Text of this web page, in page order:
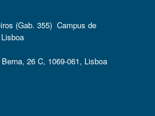
(Gab. 355) Campus de
26 C, 1069-061, Lisboa